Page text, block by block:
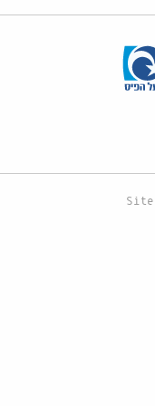
Site